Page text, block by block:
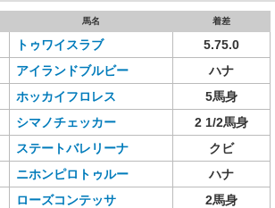
馬名 着差
トゥワイスラブ
5.75.0
アイランドブルビー
ハナ
ホッカイフロレス
5馬身
シマノチェッカー
2 1/2馬身
ステートバレリーナ
クビ
ニホンピロトゥルー
ハナ
ローズコンテッサ
2馬身